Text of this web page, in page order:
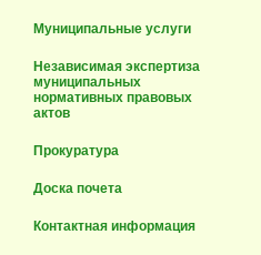
Муниципальные услуги
Независимая экспертиза
муниципальных
нормативных правовых
актов
Прокуратура
Доска почета
Контактная информация